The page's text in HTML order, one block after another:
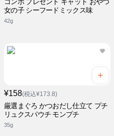
コンボ プレゼント キャット おやつ
女の子 シーフードミックス味
42g
¥158(税込¥173.8)
厳選まぐろ かつおだし仕立て プチ
リュクスパウチ モンプチ
35g